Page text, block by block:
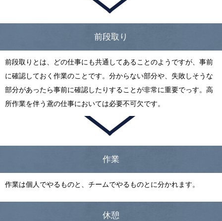
前段取り
前段取りとは、どの仕事にも共通してあることのようですが、事前
に確認しておく作業のことです。分からない部分や、失敗しそうな
部分があったら事前に確認したりすることが非常に重要でっす。高
所作業を伴う鳶の仕事においては必要不可欠です。
作業
作業は個人でやるものと、チームでやるものとに分かれます。
休憩